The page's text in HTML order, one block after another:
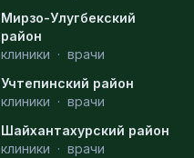
Мирзо-Улугбекский
район
клиники · врачи
Учтепинский район
клиники · врачи
Шайхантахурский район
клиники · врачи